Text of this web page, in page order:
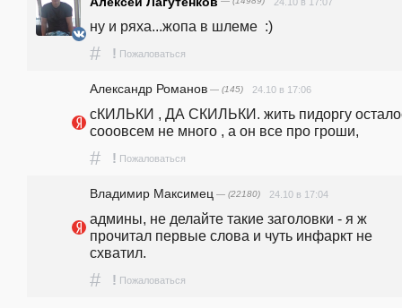
ну и ряха...жопа в шлеме  :)
# ! Пожаловаться
Александр Романов — (145) 24.10 в 17:06
сКИЛЬКИ , ДА СКИЛЬКИ. жить пидоргу
сооовсем не много , а он все про гроши,
# ! Пожаловаться
Владимир Максимец — (22180) 24.10 в 17:04
админы, не делайте такие заголовки - я ж
прочитал первые слова и чуть инфаркт не
схватил.
# ! Пожаловаться